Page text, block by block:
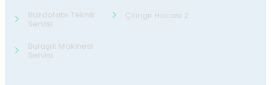
Buzdolabı Teknik
Servisi
Bulaşık Makinesi
Servisi
Çilingir Hocası 2